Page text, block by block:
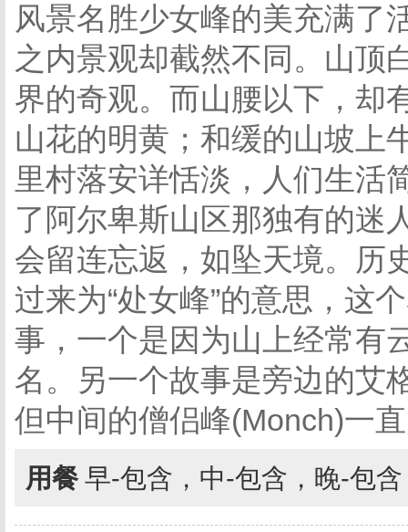
风景名胜少女峰的美充满了
之内景观却截然不同。山顶
界的奇观。而山腰以下，却
山花的明黄；和缓的山坡上
里村落安详恬淡，人们生活
了阿尔卑斯山区那独有的迷
会留连忘返，如坠天境。历
过来为“处女峰”的意思，这
事，一个是因为山上经常有
名。另一个故事是旁边的艾
但中间的僧侣峰(Monch)一
用餐 早-包含，中-包含，晚-包